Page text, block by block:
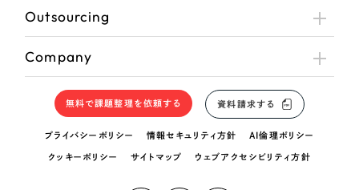
Outsourcing
Company
無料で課題整理を依頼する 資料請求する
プライバシーポリシー 情報セキュリティ方針 AI倫理ポリシー
クッキーポリシー サイトマップ ウェブアクセシビリティ方針